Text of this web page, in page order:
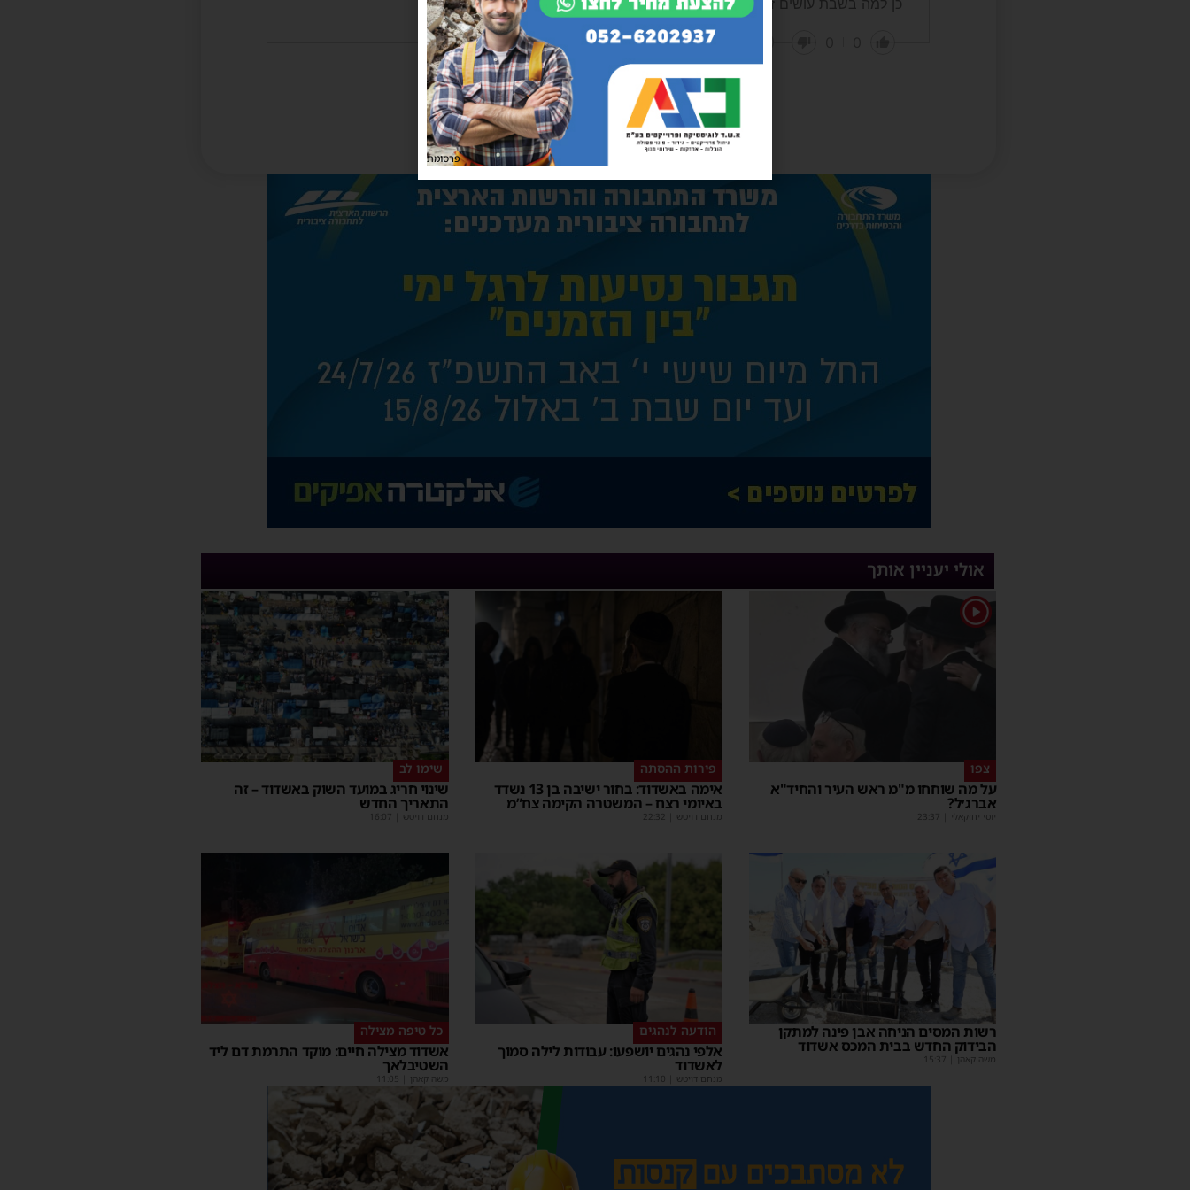
הגב לתגובה
אולי יעניין אותך
1
צפו
על מה שוחחו מ"מ ראש העיר והחיד"א
אברג׳ל?
יוסי יחזקאלי 23:37
פירות ההסתה
אימה באשדוד: בחור ישיבה בן 13 נשדד
באיומי רצח – המשטרה הקימה צח”מ
מנחם דויטש 22:32
שימו לב
שינוי חריג במועד השוק באשדוד – זה
התאריך החדש
מנחם דויטש 16:07
רשות המסים הניחה אבן פינה למתקן
הבידוק החדש בבית המכס אשדוד
משה קאהן 15:37
הודעה לנהגים
אלפי נהגים יושפעו: עבודות לילה סמוך
לאשדוד
מנחם דויטש 11:10
כל טיפה מצילה
אשדוד מצילה חיים: מוקד התרמת דם ליד
השטיבלאך
משה קאהן 11:05
פרסומת